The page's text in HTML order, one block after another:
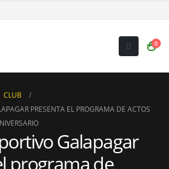
0
CLUB
PRESENTA EL PROGRAMA DE ACTOS
Galapagar
programa de